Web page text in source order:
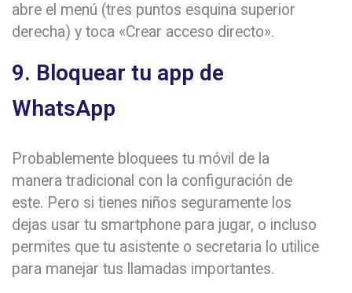
abre el menú (tres puntos esquina superior
derecha) y toca «Crear acceso directo».
9. Bloquear tu app de
WhatsApp
Probablemente bloquees tu móvil de la
manera tradicional con la configuración de
este. Pero si tienes niños seguramente los
dejas usar tu smartphone para jugar, o incluso
permites que tu asistente o secretaria lo utilice
para manejar tus llamadas importantes.